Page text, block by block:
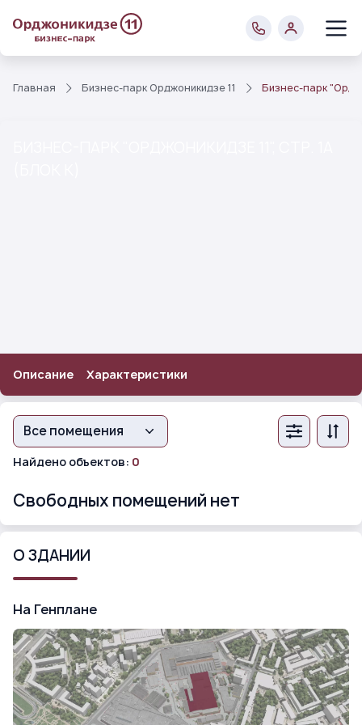
Главная Бизнес-парк Орджоникидзе 11 Бизнес-парк
Описание Характеристики
Все помещения
Найдено объектов: 0
Свободных помещений нет
О ЗДАНИИ
На Генплане